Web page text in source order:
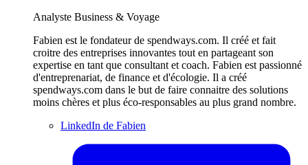
Analyste Business & Voyage
Fabien est le fondateur de spendways.com. Il créé et fait
croitre des entreprises innovantes tout en partageant son
expertise en tant que consultant et coach. Fabien est passionné
d'entreprenariat, de finance et d'écologie. Il a créé
spendways.com dans le but de faire connaitre des solutions
moins chères et plus éco-responsables au plus grand nombre.
LinkedIn de Fabien